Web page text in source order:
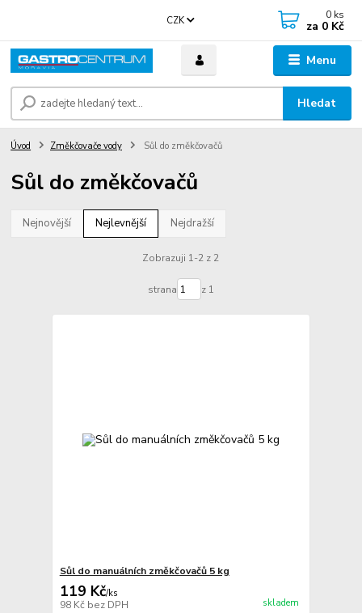
Menu
CZK
Hledat
0 ks
za 0 Kč
Úvod Změkčovače vody Sůl do změkčovačů
Sůl do změkčovačů
Nejnovější Nejlevnější Nejdražší
Zobrazuji 1-2 z 2
strana z 1
Sůl do manuálních změkčovačů 5 kg
119 Kč/ks
98 Kč bez DPH skladem